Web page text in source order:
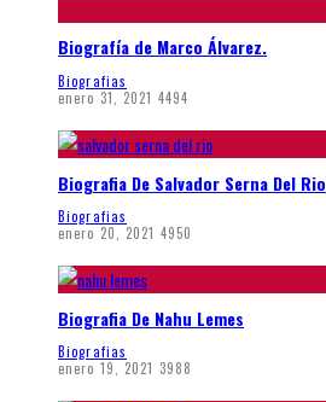
Biografía de Marco Álvarez.
Biografias
enero 31, 2021 4494
Biografia De Salvador Serna Del Rio
Biografias
enero 20, 2021 4950
Biografia De Nahu Lemes
Biografias
enero 19, 2021 3988